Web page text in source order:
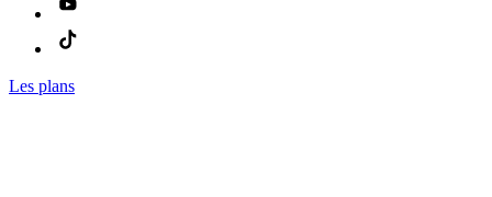
Les plans